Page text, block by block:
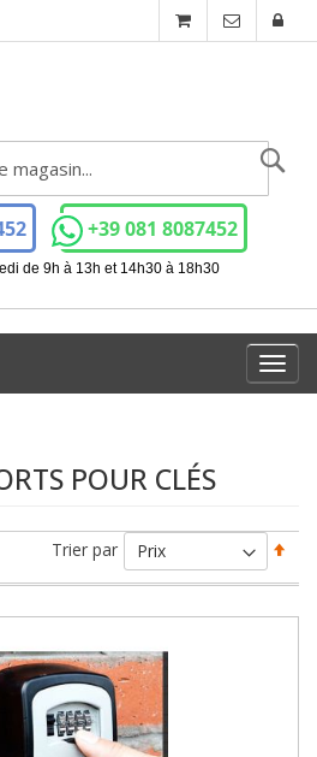
+39 081 8087452
de 9h à 13h et 14h30 à 18h30
POUR CLÉS
Trier par